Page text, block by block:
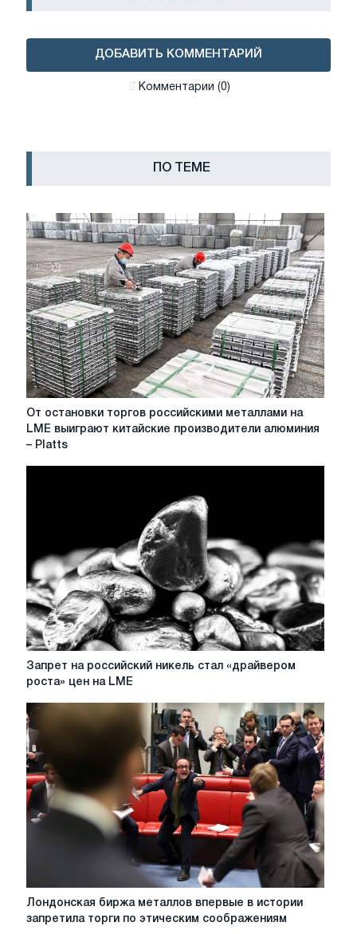
ДОБАВИТЬ КОММЕНТАРИЙ
Комментарии (0)
ПО ТЕМЕ
От
остановки
торгов
производители
алюминия
–
Platts
От остановки торгов российскими металлами на
LME выиграют китайские производители алюминия
– Platts
Запрет
никель
стал
«драйвером
роста»
цен
на
LME
Запрет на российский никель стал «драйвером
роста» цен на LME
Лондонская
Лондонская биржа металлов впервые в истории
запретила торги по этическим соображениям